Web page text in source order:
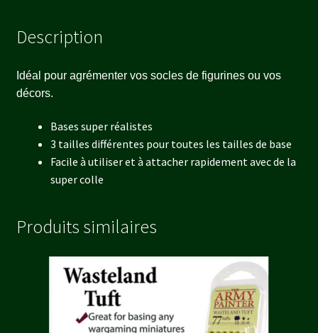
Description
Idéal pour agrémenter vos socles de figurines ou vos
décors.
Bases super réalistes
3 tailles différentes pour toutes les tailles de base
Facile à utiliser et à attacher rapidement avec de la
super colle
Produits similaires